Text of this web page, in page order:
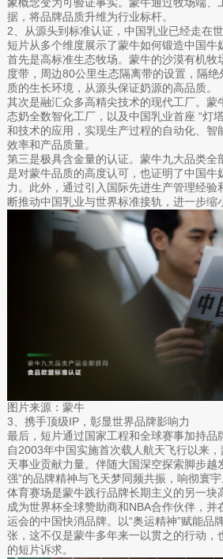
据，将品牌品质升维为行业标杆。
2、从源头到标准认证，中国乳业已经走在世
短片从多个维度展示了蒙牛如何锻造中国牛
首先是高标准生态牧场。蒙牛的沙漠有机牧
度带，周边80公里生态隔离带的设置，隔
质的生长环境，从源头保证奶源的高品质。
其次是融汇众多高精尖技术的现代工厂。蒙
态奶全数智化工厂，以及中国乳业首座 “灯
和技术的应用，实现生产过程的自动化、智
效率和产品质量。
第三是极具含金量的认证。蒙牛九大品类全
是对蒙牛品质的高度认可，也证明了中国牛
力。此外，通过引入国际先进生产管理经验
断推动中国乳业与世界标准接轨，进一步缩
图片来源：蒙牛
3、携手顶级IP，彰显世界品牌影响力
最后，短片通过国家工程和全球赛事加持品
自2003年中国实施首次载人航天飞行以来
天事业贡献力量。伴随大国深空探索脚步越
强”的品牌精神与飞天梦同频共振，响彻寰宇
体育赛场是蒙牛践行品牌长期主义的另一块
成为世界杯全球赞助商和NBA合作伙伴，并
运会的中国快消品牌。以“奥运精神”赋能品
张，这不仅是蒙牛多年来一以贯之的行动，
的短片诉求。